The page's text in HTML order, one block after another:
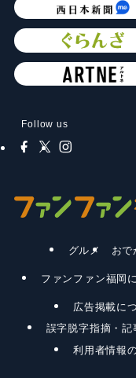
Follow us
グルメ おで
ファンファン福岡
広告掲載に
誤字脱字指摘・記
利用者情報